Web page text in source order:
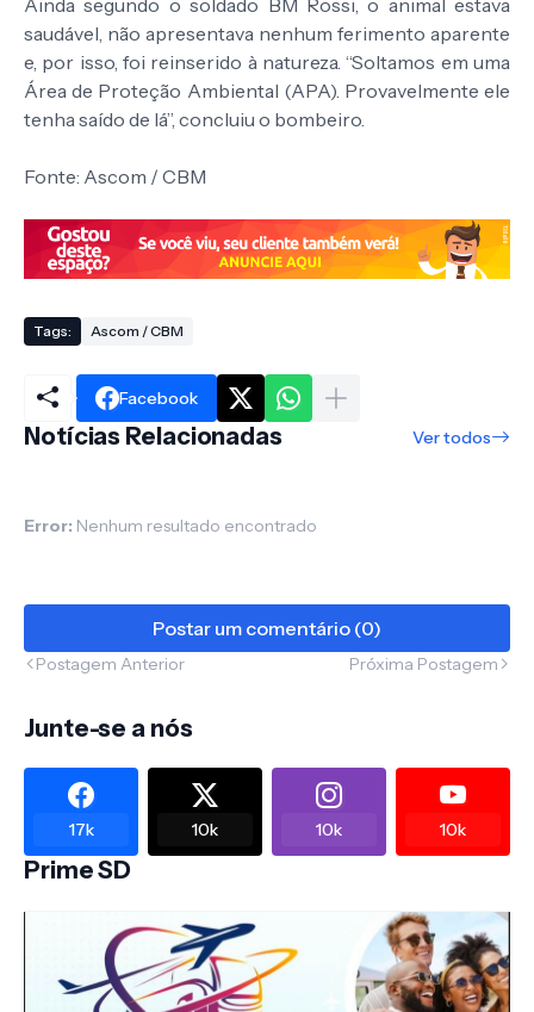
saudável, não apresentava nenhum ferimento aparente
e, por isso, foi reinserido à natureza. “Soltamos em uma
Área de Proteção Ambiental (APA). Provavelmente ele
tenha saído de lá”, concluiu o bombeiro.
Fonte: Ascom / CBM
Tags: Ascom / CBM
Facebook
Notícias Relacionadas Ver todos
Error: Nenhum resultado encontrado
Postar um comentário (0)
Postagem Anterior Próxima Postagem
Junte-se a nós
17k 10k 10k 10k
Prime SD